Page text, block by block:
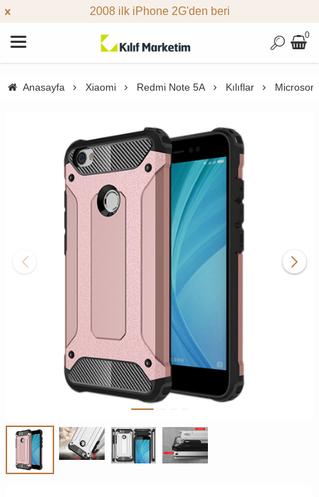
2008 ilk iPhone 2G'den beri
0
Anasayfa Xiaomi Redmi Note 5A Kılıflar